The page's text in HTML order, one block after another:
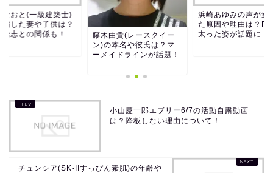
なおと(一級建築士)
婚した妻や子供は？
浩志との関係も！
藤木由貴(レースクイー
ン)の本名や彼氏は？マ
ーメイドラインが話題！
浜崎あゆみの声が変
た原因や理由は？
太った姿が話題に！
小山慶一郎エブリー6/7の活動自粛動画
は？降板しない理由について！
チュンシア(SK-IIすっぴん素肌)の年齢や